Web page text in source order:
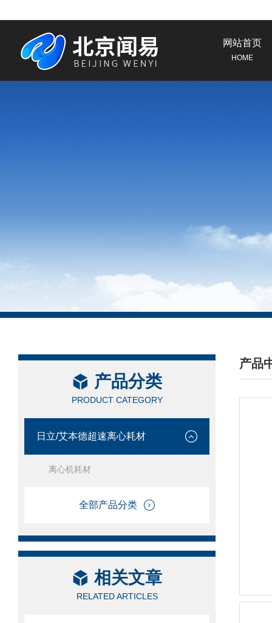
网站首页
HOME
产品分类
PRODUCT CATEGORY
日立/艾本德超速离心耗材
离心机耗材
全部产品分类
相关文章
RELATED ARTICLES
产品
/